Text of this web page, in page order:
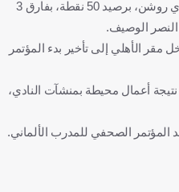
ويحتل أهلي جدة المركز الثالث في دوري روشن، برصيد 50 نقطة، بفارق 3
الوصيف.
مقر الأهلي إلى تأخير بدء المؤتمر
أعمال محيطة بمنشآت النادي،
المؤتمر الصحفي للمدرب الألماني.